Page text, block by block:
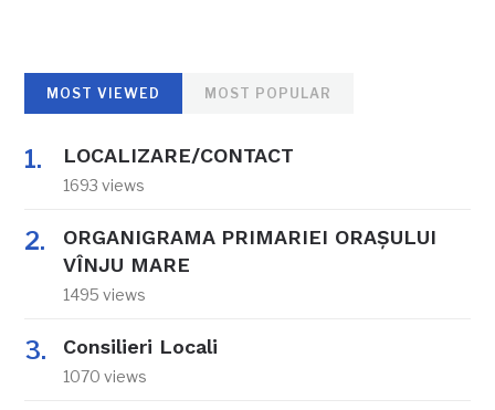
MOST VIEWED MOST POPULAR
LOCALIZARE/CONTACT
1693 views
ORGANIGRAMA PRIMARIEI ORAŞULUI
VÎNJU MARE
1495 views
Consilieri Locali
1070 views